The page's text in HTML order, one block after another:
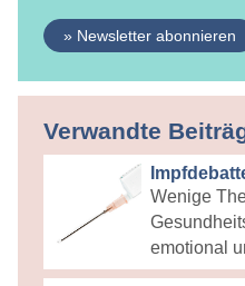
» Newsletter abonnieren
Verwandte
Wenige
emotional